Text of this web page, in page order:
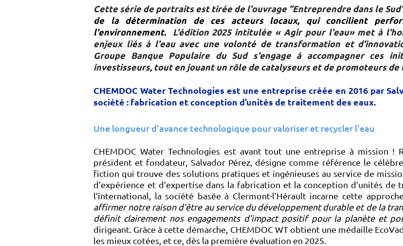
Cette série de portraits est tirée de l'ouvrage "Entreprendre dans le
de la détermination de ces acteurs locaux, qui concilient
l'environnement.
L'édition 2025 intitulée « Agir pour l'eau» met à
enjeux liés à l'eau avec une volonté de transformation et
Groupe Banque Populaire du Sud s'engage à accompagner ces
investisseurs, tout en jouant un rôle de catalyseurs et de promoteurs de
CHEMDOC Water Technologies est une entreprise créée en 2016 par
société : fabrication et conception d’unités de traitement des eaux.
Une longueur d’avance technologique pour valoriser et recycler l’eau
CHEMDOC Water Technologies est avant tout une entreprise à mission !
président et fondateur, Salvador Pérez, désigne comme référence le
fiction qui trouve des solutions pratiques et ingénieuses au service de
d’expérience et d’expertise dans la fabrication et la conception d’unités de
l’international, la société basée à Clermont-l’Hérault incarne cette
affirmer notre raison d’être au service du développement durable et de la
définit clairement nos engagements d’impact positif pour la planète et
dirigeant. Grâce à cette démarche, CHEMDOC WT obtient une médaille
les mieux cotées, et ce, dès la première évaluation en 2025.